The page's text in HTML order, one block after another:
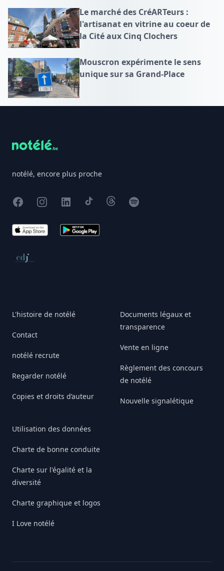
Le marché des CréARTeurs :
l'artisanat en vitrine au coeur de
la Cité aux Cinq Clochers
Mouscron expérimente le sens
unique sur sa Grand-Place
notélé, encore plus proche
FacebookInstagram
X TikTokThreadsSpotify
App Store Google Play
Conseil de déontologie journalistique
L'histoire de notélé
Contact
notélé recrute
Regarder notélé
Copies et droits d’auteur
Utilisation des données
Charte de bonne conduite
Charte sur l'égalité et la
diversité
Charte graphique et logos
I Love notélé
Documents légaux et
transparence
Vente en ligne
Règlement des concours
de notélé
Nouvelle signalétique